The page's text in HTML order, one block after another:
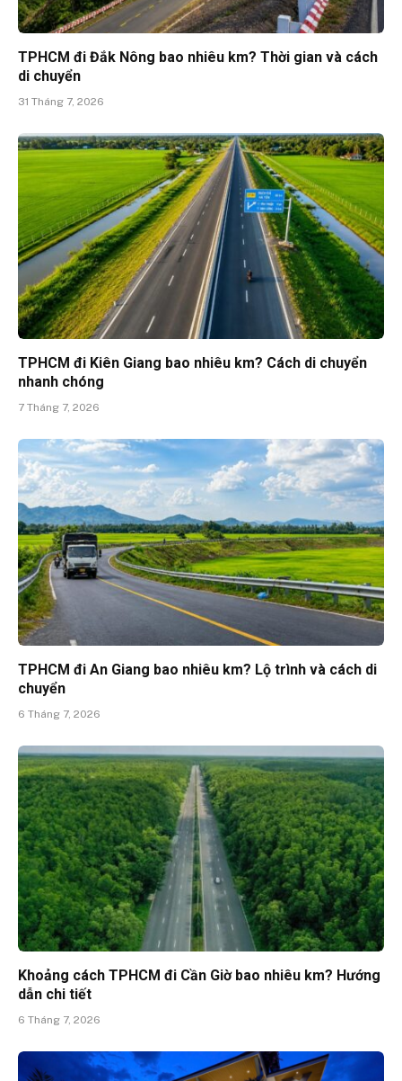
TPHCM đi Đắk Nông bao nhiêu km? Thời gian và cách
di chuyển
31 Tháng 7, 2026
TPHCM đi Kiên Giang bao nhiêu km? Cách di chuyển
nhanh chóng
7 Tháng 7, 2026
TPHCM đi An Giang bao nhiêu km? Lộ trình và cách di
chuyển
6 Tháng 7, 2026
Khoảng cách TPHCM đi Cần Giờ bao nhiêu km? Hướng
dẫn chi tiết
6 Tháng 7, 2026